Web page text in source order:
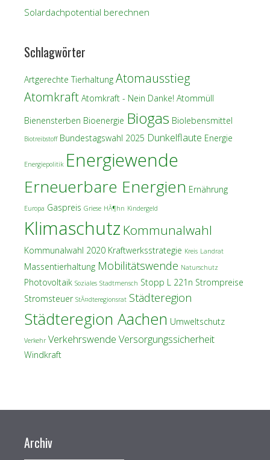
Solardachpotential berechnen
Schlagwörter
Artgerechte Tierhaltung Atomausstieg
Atomkraft Atomkraft - Nein Danke! Atommüll
Bienensterben Bioenergie Biogas Biolebensmittel
Biotreibstoff Bundestagswahl 2025 Dunkelflaute Energie
Energiepolitik Energiewende
Erneuerbare Energien Ernährung
Europa Gaspreis Griese HÃ¶hn Kindergeld
Klimaschutz Kommunalwahl
Kommunalwahl 2020 Kraftwerksstrategie Kreis Landrat
Massentierhaltung Mobilitätswende Naturschutz
Photovoltaik Soziales Stadtmensch Stopp L 221n Strompreise
Stromsteuer StÃ¤dteregionsrat Städteregion
Städteregion Aachen Umweltschutz
Verkehr Verkehrswende Versorgungssicherheit
Windkraft
Archiv